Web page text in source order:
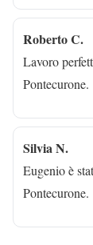
Roberto C.
Lavoro
Pontecurone.
Silvia N.
Eugenio è
Pontecurone.